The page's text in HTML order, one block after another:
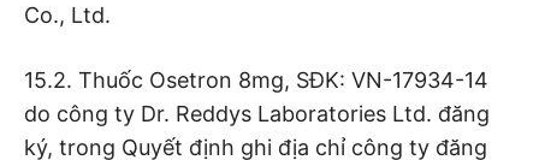
Co., Ltd.
15.2. Thuốc Osetron 8mg, SĐK: VN-17934-14
do công ty Dr. Reddys Laboratories Ltd. đăng
ký, trong Quyết định ghi địa chỉ công ty đăng